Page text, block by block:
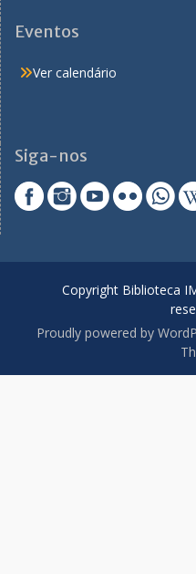
Eventos
Ver calendário
Siga-nos
Copyright Biblioteca
Proudly powered by